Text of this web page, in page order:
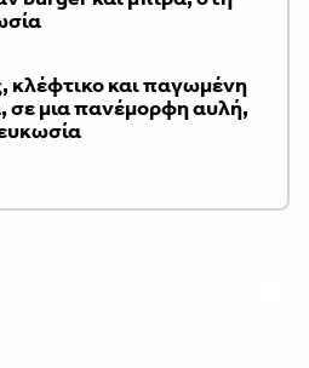
κλέφτικο και παγωμένη
σε μια πανέμορφη αυλή,